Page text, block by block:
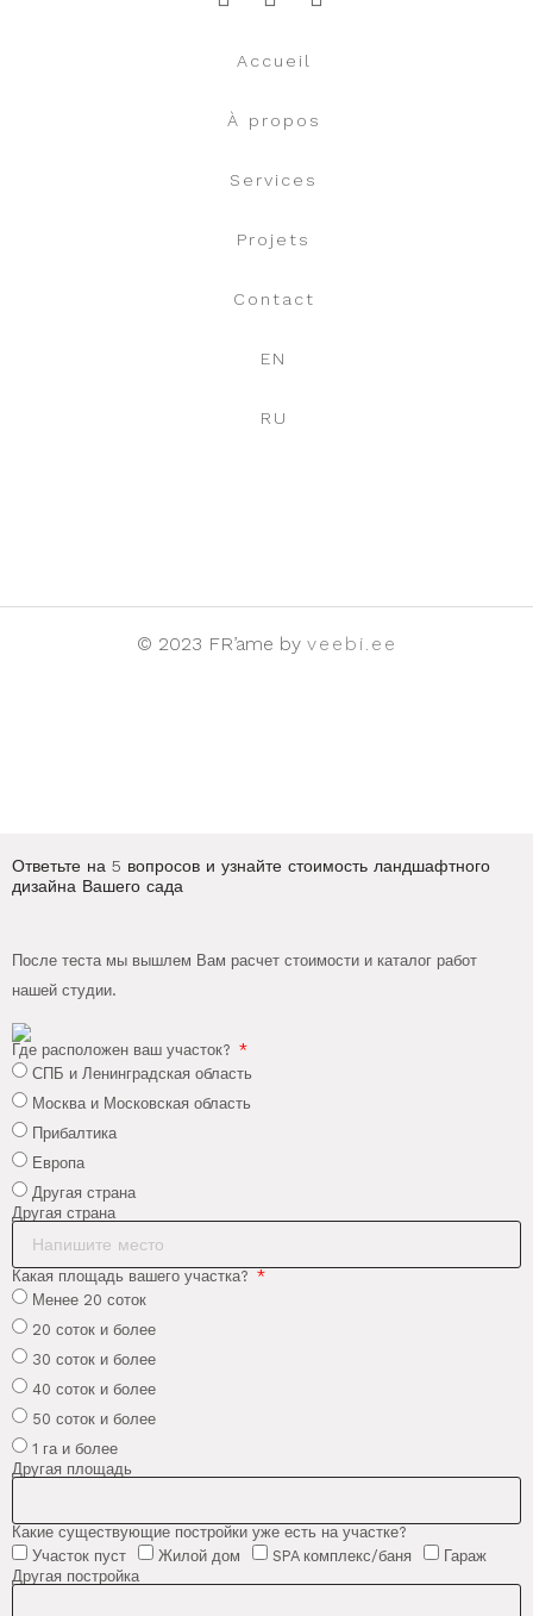
Accueil
À propos
Services
Projets
Contact
EN
RU
© 2023 FR’ame by veebi.ee
Ответьте на 5 вопросов и узнайте стоимость ландшафтного
дизайна Вашего сада
После теста мы вышлем Вам расчет стоимости и каталог работ
нашей студии.
Где расположен ваш участок?
СПБ и Ленинградская область
Москва и Московская область
Прибалтика
Европа
Другая страна
Другая страна
Какая площадь вашего участка?
Менее 20 соток
20 соток и более
30 соток и более
40 соток и более
50 соток и более
1 га и более
Другая площадь
Какие существующие постройки уже есть на участке?
Участок пуст
Жилой дом SPA комплекс/баня
Гараж
Другая постройка